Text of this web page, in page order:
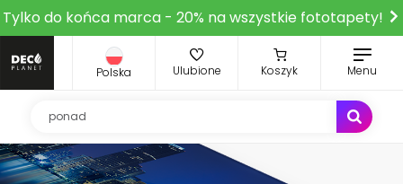
Tylko do końca marca - 20% na wszystkie fototapety!
Polska Ulubione Koszyk Menu